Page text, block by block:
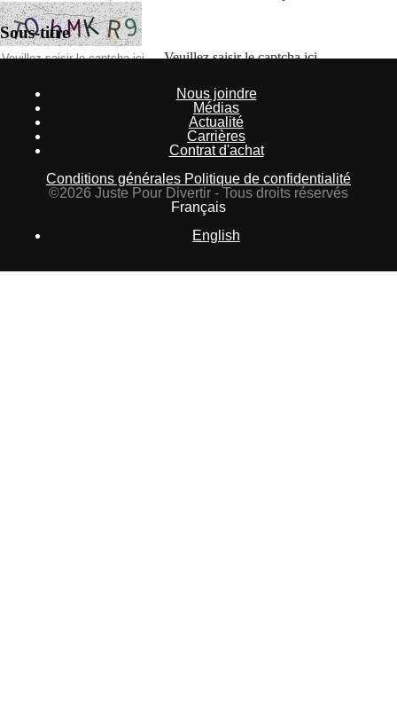
Sous-titre
Nous joindre
Médias
Actualité
Carrières
Contrat d'achat
Conditions générales Politique de confidentialité
©2026 Juste Pour Divertir - Tous droits réservés
Français
English
Veuillez saisir le captcha ici
Valider
Mot de passe oublié
Saisissez l'adresse e-mail que vous utilisez pour vous connecter.
Courriel